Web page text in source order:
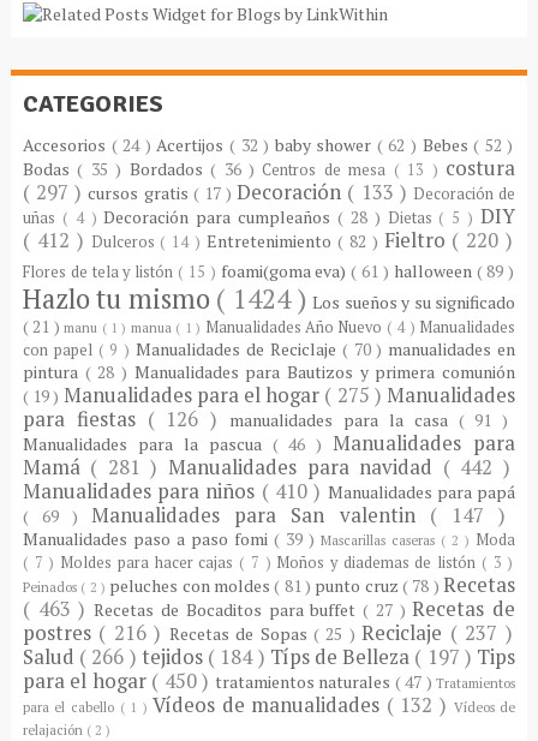
CATEGORIES
Accesorios ( 24 )Acertijos ( 32 ) baby shower ( 62 ) Bebes( 52 )
Bodas( 35 ) Bordados( 36 ) Centros de mesa ( 13 ) costura
( 297 )cursos gratis ( 17 )Decoración ( 133 ) Decoración de
uñas ( 4 )Decoración para cumpleaños( 28 ) Dietas ( 5 )DIY
( 412 ) Dulceros ( 14 )Entretenimiento ( 82 ) Fieltro ( 220 )
Flores de tela y listón ( 15 ) foami(goma eva)( 61 ) halloween ( 89 )
Hazlo tu mismo ( 1424 )Los sueños y su significado
( 21 )manu ( 1 ) manua ( 1 ) Manualidades Año Nuevo ( 4 ) Manualidades
con papel ( 9 )Manualidades de Reciclaje ( 70 ) manualidades en
pintura ( 28 ) Manualidades para Bautizos y primera comunión
( 19 ) Manualidades para el hogar ( 275 )Manualidades
para fiestas ( 126 ) manualidades para la casa ( 91 )
Manualidades para la pascua ( 46 )Manualidades para
Mamá ( 281 ) Manualidades para navidad ( 442 )
Manualidades para niños ( 410 ) Manualidades para papá
( 69 )Manualidades para San valentin ( 147 )
Manualidades paso a paso fomi ( 39 )Mascarillas caseras ( 2 ) Moda
( 7 ) Moldes para hacer cajas ( 7 ) Moños y diademas de listón ( 3 )
Peinados ( 2 ) peluches con moldes( 81 ) punto cruz( 78 )Recetas
( 463 )Recetas de Bocaditos para buffet( 27 )Recetas de
postres ( 216 ) Recetas de Sopas( 25 )Reciclaje ( 237 )
Salud ( 266 ) tejidos ( 184 ) Típs de Belleza ( 197 ) Tips
para el hogar ( 450 ) tratamientos naturales ( 47 )Tratamientos
para el cabello ( 1 ) Vídeos de manualidades ( 132 ) Vídeos de
relajación ( 2 )